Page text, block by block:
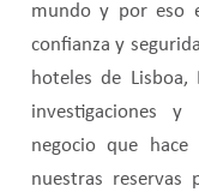
mundo y por eso
confianza y
hoteles de
investigaciones
negocio que hace
nuestras